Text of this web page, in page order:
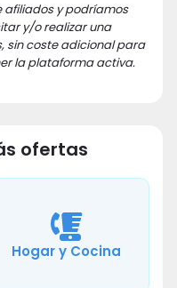
afiliados y podríamos
y/o realizar una
sin coste adicional para
la plataforma activa.
ofertas
Hogar y Cocina